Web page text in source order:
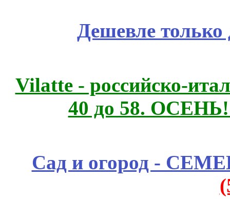
Дешевле
Vilatte - российско-
40 до 58.
Сад и огород -